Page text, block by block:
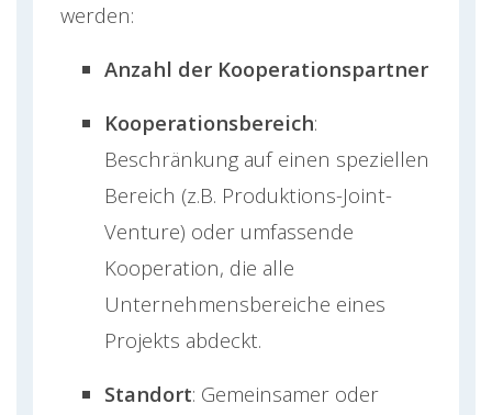
werden:
Anzahl der Kooperationspartner
Kooperationsbereich:
Beschränkung auf einen speziellen
Bereich (z.B. Produktions-Joint-
Venture) oder umfassende
Kooperation, die alle
Unternehmensbereiche eines
Projekts abdeckt.
Standort: Gemeinsamer oder